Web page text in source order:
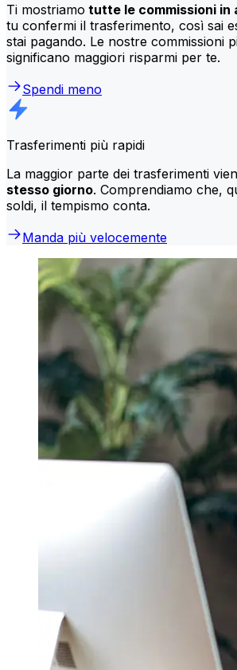
Ti mostriamo tutte le commissioni in
tu confermi il trasferimento, così sai
stai pagando. Le nostre commissioni
significano maggiori risparmi per te.
Spendi meno
Trasferimenti più rapidi
La maggior parte dei trasferimenti
stesso giorno. Comprendiamo che,
soldi, il tempismo conta.
Manda più velocemente